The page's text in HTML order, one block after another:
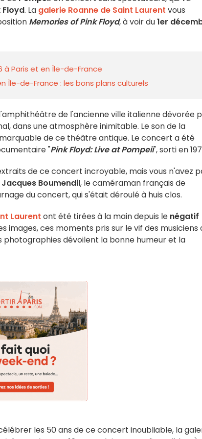
Floyd. La galerie Roanne de Saint Laurent vous
Memories of Pink Floyd, à voir du1er
à Paris et en Île-de-France
Île-de-France : les bons plans culturels
de l'ancienne ville italienne dévorée
dans une atmosphère inimitable. Le son de la
de ce théâtre antique. Le concert a été
"Pink Floyd: Live at Pompeii", sorti en
de ce concert incroyable, mais vous n'avez
Jacques Boumendil, le caméraman français de
du concert, qui s'était déroulé à huis clos.
Laurent ont été tirées à la main depuis le négatif
images, ces moments pris sur le vif des musiciens
dévoilent la bonne humeur et la
les 50 ans de ce concert inoubliable, la